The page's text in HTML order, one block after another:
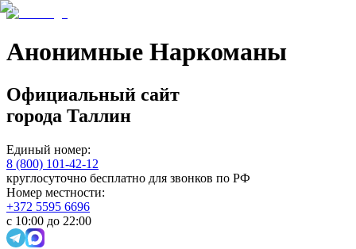
Анонимные Наркоманы
Официальный сайт
города Таллин
Единый номер:
8 (800) 101-42-12
круглосуточно бесплатно для звонков по РФ
Номер местности:
+372 5595 6696
с 10:00 до 22:00